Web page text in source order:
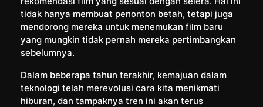
tidak hanya membuat penonton betah, tetapi juga
mendorong mereka untuk menemukan film baru
yang mungkin tidak pernah mereka pertimbangkan
sebelumnya.
Dalam beberapa tahun terakhir, kemajuan dalam
teknologi telah merevolusi cara kita menikmati
hiburan, dan tampaknya tren ini akan terus